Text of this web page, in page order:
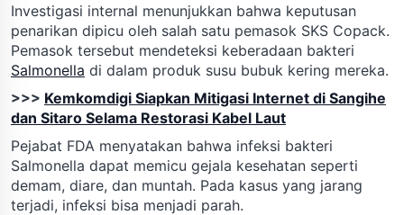
Investigasi internal menunjukkan bahwa keputusan
penarikan dipicu oleh salah satu pemasok SKS Copack.
Pemasok tersebut mendeteksi keberadaan bakteri
Salmonella di dalam produk susu bubuk kering mereka.
>>> Kemkomdigi Siapkan Mitigasi Internet di Sangihe
dan Sitaro Selama Restorasi Kabel Laut
Pejabat FDA menyatakan bahwa infeksi bakteri
Salmonella dapat memicu gejala kesehatan seperti
demam, diare, dan muntah. Pada kasus yang jarang
terjadi, infeksi bisa menjadi parah.